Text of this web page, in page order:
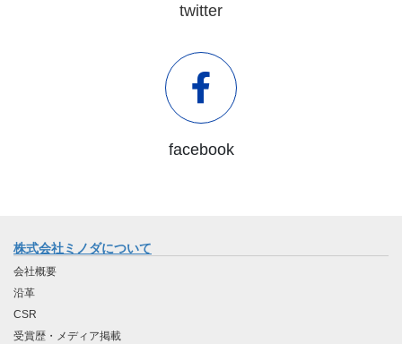
twitter
facebook
株式会社ミノダについて
会社概要
沿革
CSR
受賞歴・メディア掲載